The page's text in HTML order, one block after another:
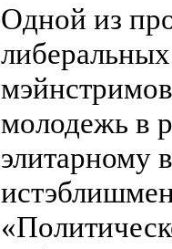
Одной из
молодежь в
элитарному